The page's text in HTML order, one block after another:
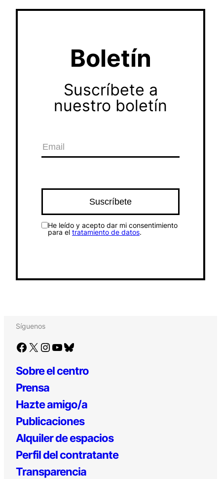
Boletín
Suscríbete a
nuestro boletín
He leído y acepto dar mi consentimiento
para el tratamiento de datos.
Síguenos
Facebook X Instagram YouTube Bluesky
Sobre el centro
Prensa
Hazte amigo/a
Publicaciones
Alquiler de espacios
Perfil del contratante
Transparencia